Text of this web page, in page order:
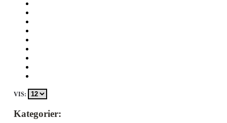
VIS:
Kategorier: